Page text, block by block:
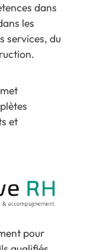
dans
les
services, du
et
pour